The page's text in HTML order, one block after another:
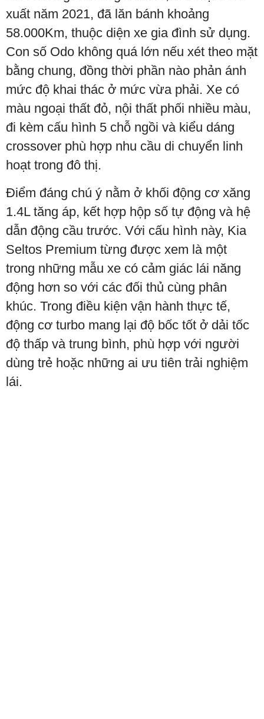
xuất năm 2021, đã lăn bánh khoảng
58.000Km, thuộc diện xe gia đình sử dụng.
Con số Odo không quá lớn nếu xét theo mặt
bằng chung, đồng thời phần nào phản ánh
mức độ khai thác ở mức vừa phải. Xe có
màu ngoại thất đỏ, nội thất phối nhiều màu,
đi kèm cấu hình 5 chỗ ngồi và kiểu dáng
crossover phù hợp nhu cầu di chuyển linh
hoạt trong đô thị.
Điểm đáng chú ý nằm ở khối động cơ xăng
1.4L tăng áp, kết hợp hộp số tự động và hệ
dẫn động cầu trước. Với cấu hình này, Kia
Seltos Premium từng được xem là một
trong những mẫu xe có cảm giác lái năng
động hơn so với các đối thủ cùng phân
khúc. Trong điều kiện vận hành thực tế,
động cơ turbo mang lại độ bốc tốt ở dải tốc
độ thấp và trung bình, phù hợp với người
dùng trẻ hoặc những ai ưu tiên trải nghiệm
lái.